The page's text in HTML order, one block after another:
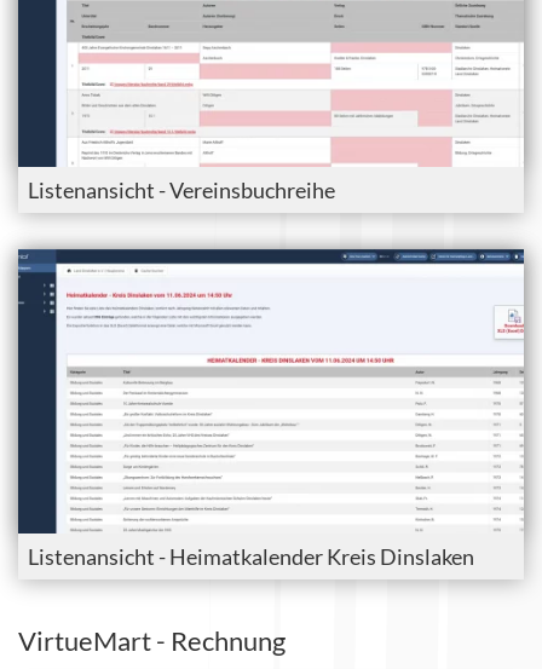
Listenansicht - Vereinsbuchreihe
Listenansicht - Heimatkalender Kreis Dinslaken
VirtueMart - Rechnung